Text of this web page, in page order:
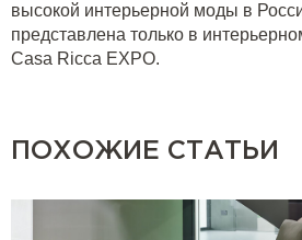
высокой интерьерной моды в
представлена только в
Casa Ricca EXPO.
ПОХОЖИЕ СТАТЬИ